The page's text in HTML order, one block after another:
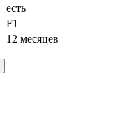
есть
F1
12 месяцев